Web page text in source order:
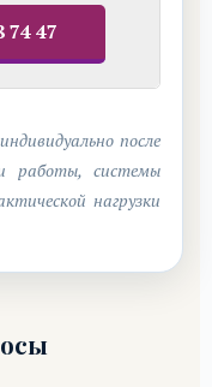
74 47
после
работы, системы
нагрузки